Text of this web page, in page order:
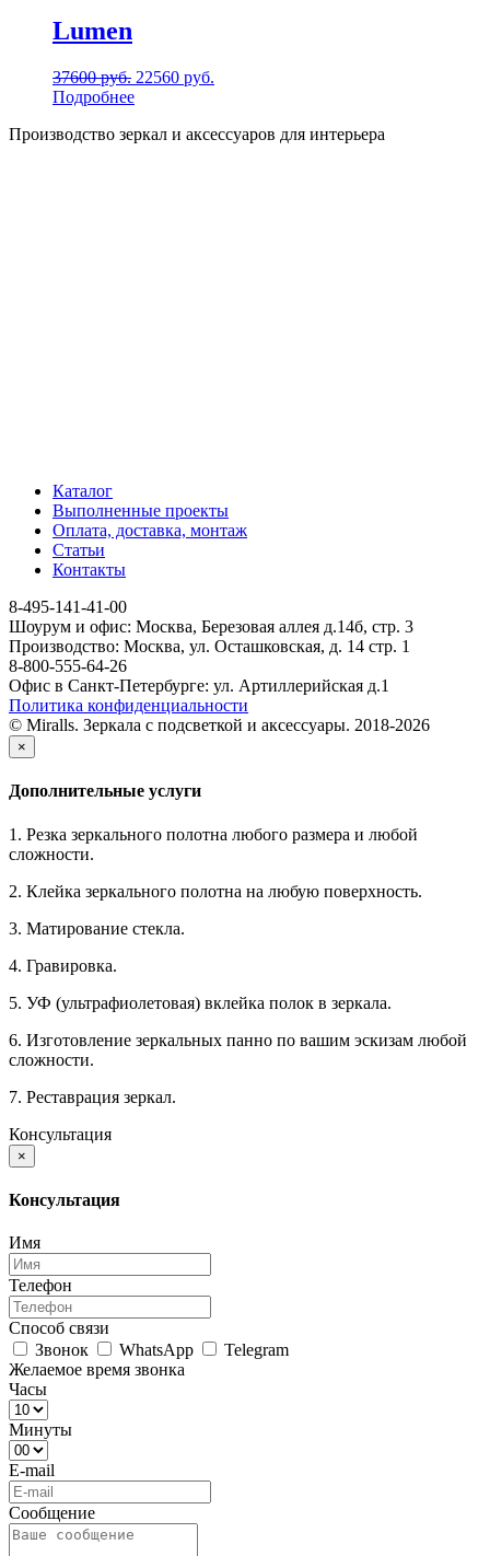
Lumen
37600руб. 22560 руб.
Подробнее
Производство зеркал и аксессуаров для интерьера
Каталог
Выполненные проекты
Оплата, доставка, монтаж
Статьи
Контакты
8-495-141-41-00
Шоурум и офис: Москва, Березовая аллея д.14б, стр. 3
Производство: Москва, ул. Осташковская, д. 14 стр. 1
8-800-555-64-26
Офис в Санкт-Петербурге: ул. Артиллерийская д.1
Политика конфиденциальности
© Miralls. Зеркала с подсветкой и аксессуары. 2018-2026
×
Дополнительные услуги
1. Резка зеркального полотна любого размера и любой
сложности.
2. Клейка зеркального полотна на любую поверхность.
3. Матирование стекла.
4. Гравировка.
5. УФ (ультрафиолетовая) вклейка полок в зеркала.
6. Изготовление зеркальных панно по вашим эскизам любой
сложности.
7. Реставрация зеркал.
Консультация
×
Консультация
Имя
Телефон
Способ связи
Звонок
WhatsApp
Telegram
Желаемое время звонка
Часы
Минуты
E-mail
Сообщение